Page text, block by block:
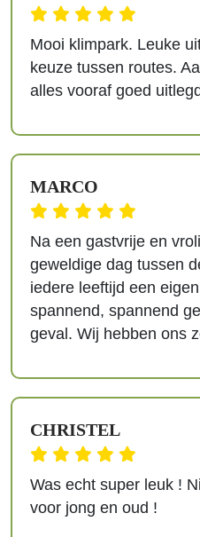
Mooi klimpark. Leuke
keuze tussen routes.
alles vooraf goed uitlegd
MARCO
Na een gastvrije en
geweldige dag tussen
iedere leeftijd een
spannend, spannend
geval. Wij hebben ons
CHRISTEL
Was echt super leuk !
voor jong en oud !